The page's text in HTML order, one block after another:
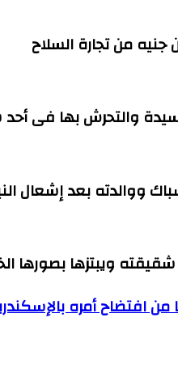
ووالدته بعد إشعال
ويبتزها بصورها
افتضاح أمره